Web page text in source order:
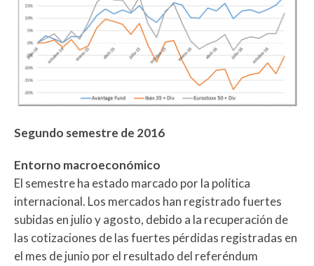
Segundo semestre de 2016
Entorno macroeconómico
El semestre ha estado marcado por la política
internacional. Los mercados han registrado fuertes
subidas en julio y agosto, debido a la recuperación de
las cotizaciones de las fuertes pérdidas registradas en
el mes de junio por el resultado del referéndum